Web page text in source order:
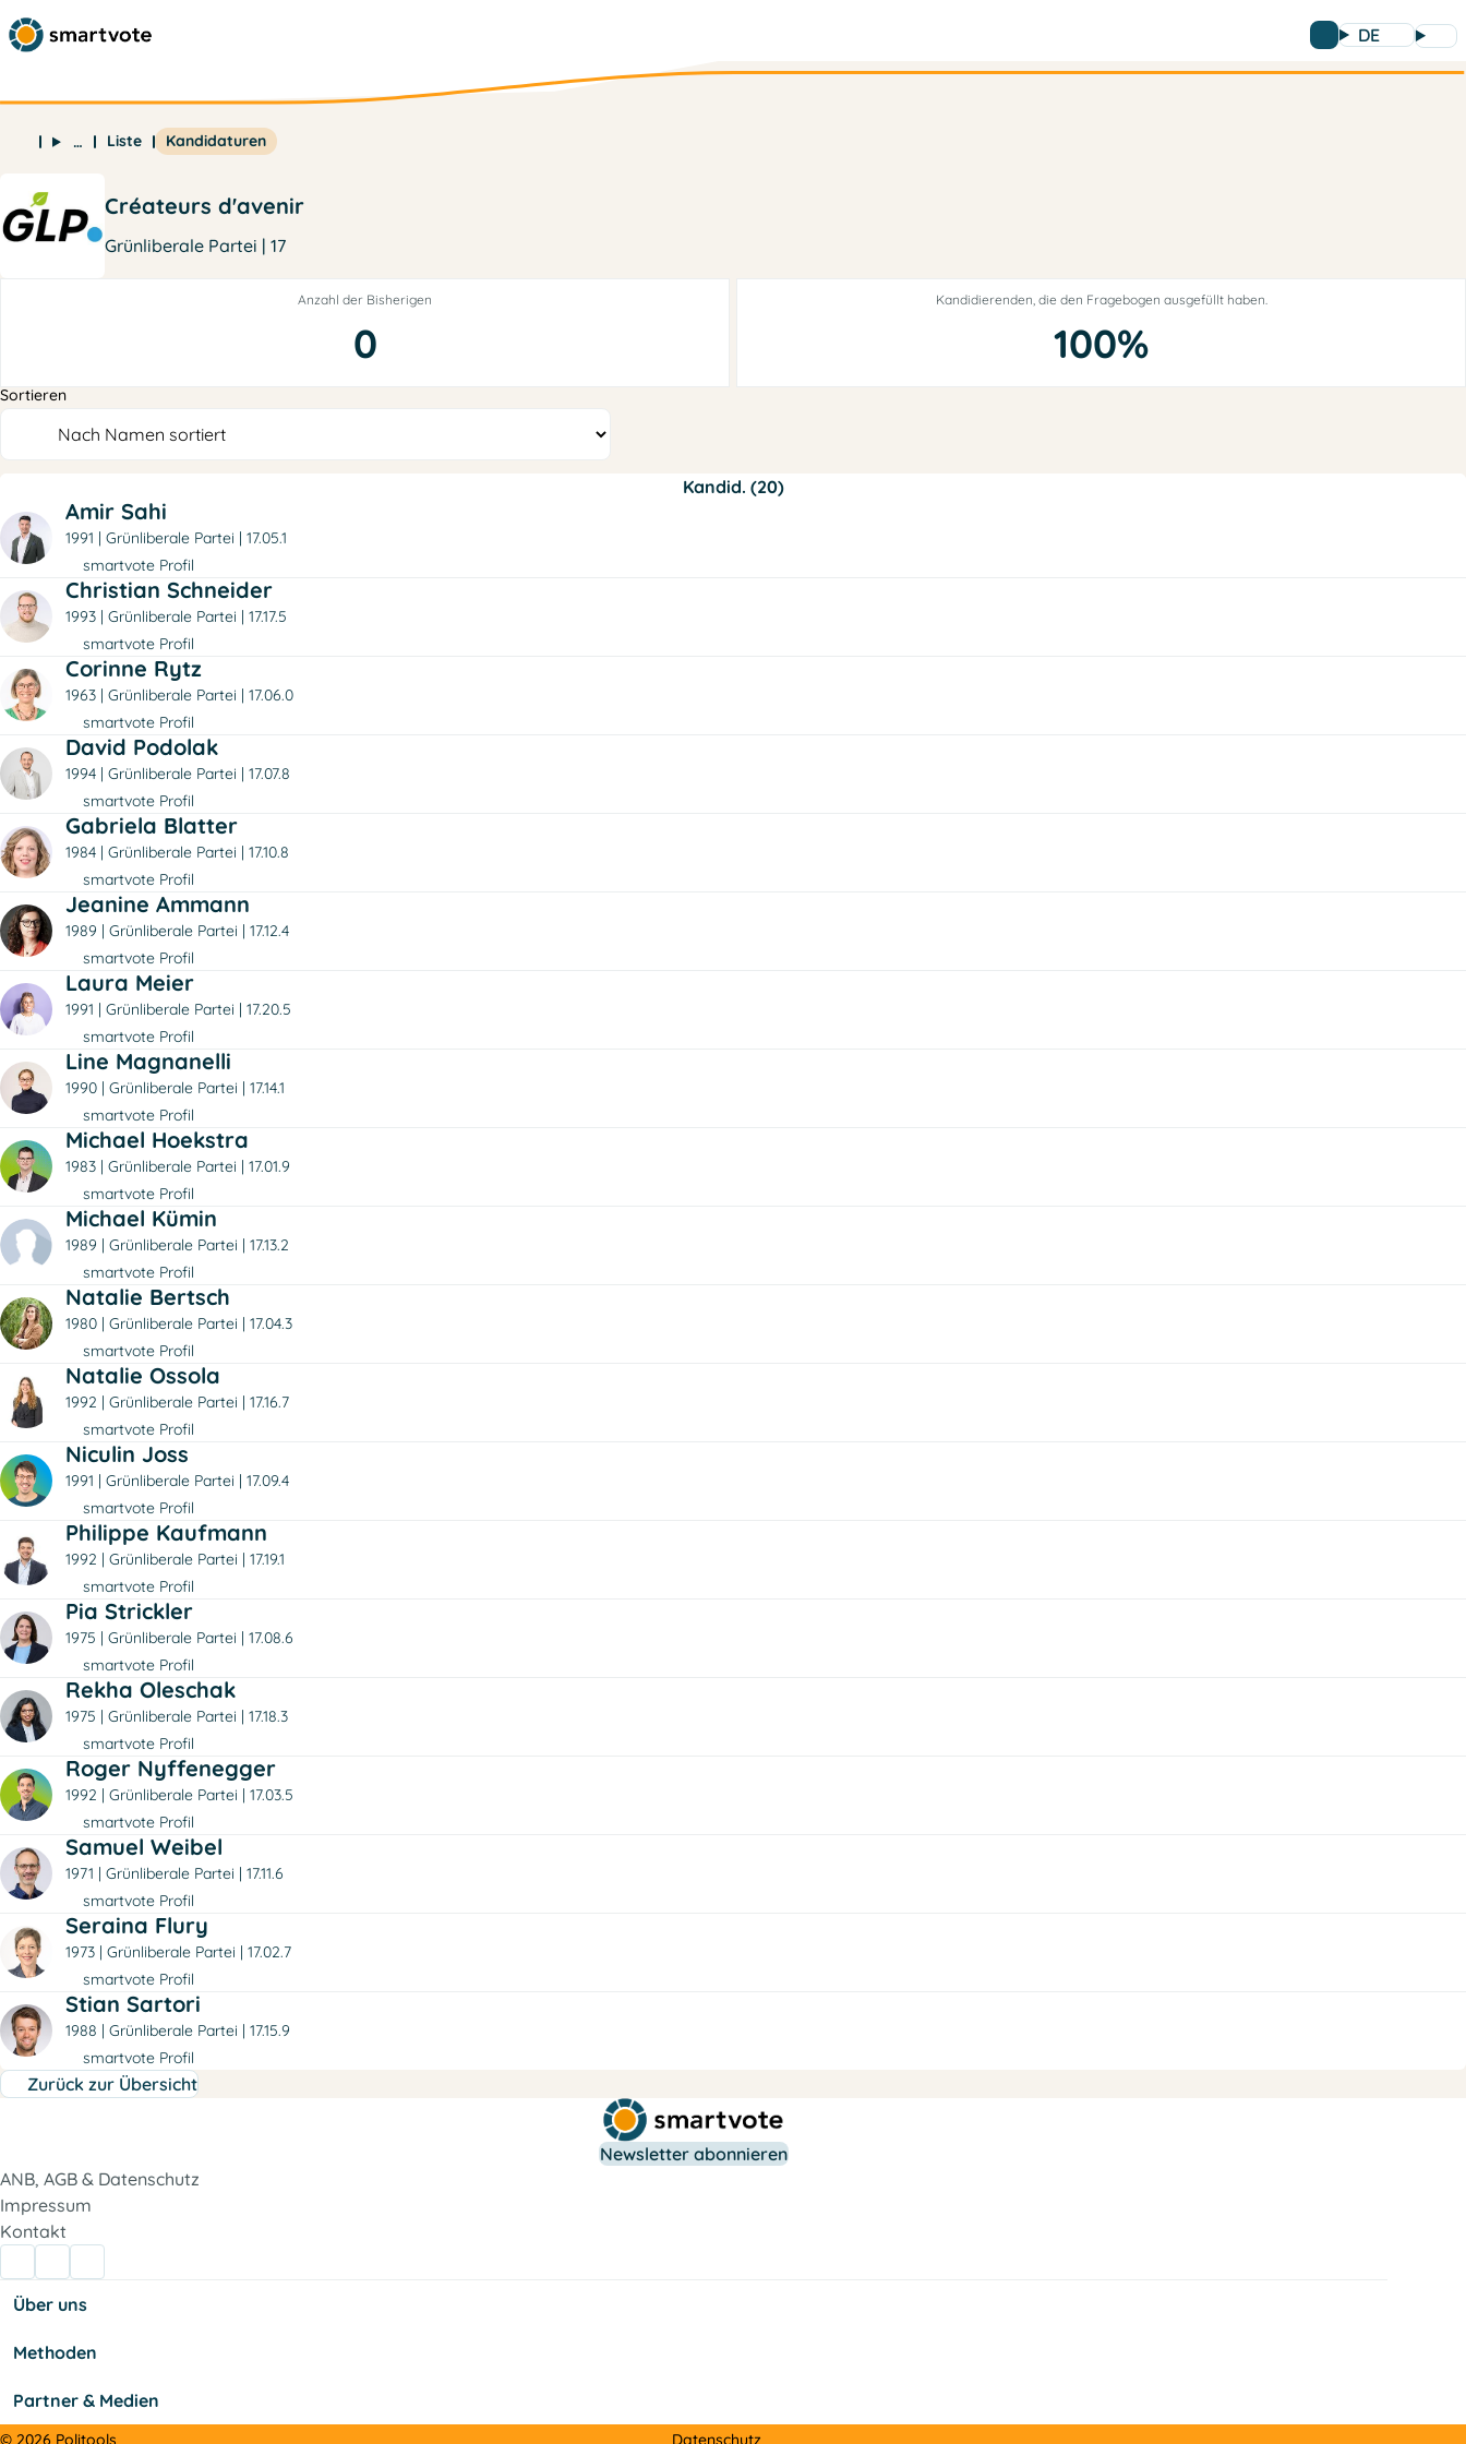
DE
… Liste Kandidaturen
Créateurs d'avenir
Grünliberale Partei | 17
Anzahl der Bisherigen
0
Kandidierenden, die den Fragebogen ausgefüllt haben.
100%
Sortieren
Kandid. (20)
Amir Sahi
1991 Grünliberale Partei
17.05.1
smartvote Profil
Christian Schneider
1993 Grünliberale Partei
17.17.5
smartvote Profil
Corinne Rytz
1963 Grünliberale Partei
17.06.0
smartvote Profil
David Podolak
1994 Grünliberale Partei
17.07.8
smartvote Profil
Gabriela Blatter
1984 Grünliberale Partei
17.10.8
smartvote Profil
Jeanine Ammann
1989 Grünliberale Partei
17.12.4
smartvote Profil
Laura Meier
1991 Grünliberale Partei
17.20.5
smartvote Profil
Line Magnanelli
1990 Grünliberale Partei
17.14.1
smartvote Profil
Michael Hoekstra
1983 Grünliberale Partei
17.01.9
smartvote Profil
Michael Kümin
1989 Grünliberale Partei
17.13.2
smartvote Profil
Natalie Bertsch
1980 Grünliberale Partei
17.04.3
smartvote Profil
Natalie Ossola
1992 Grünliberale Partei
17.16.7
smartvote Profil
Niculin Joss
1991 Grünliberale Partei
17.09.4
smartvote Profil
Philippe Kaufmann
1992 Grünliberale Partei
17.19.1
smartvote Profil
Pia Strickler
1975 Grünliberale Partei
17.08.6
smartvote Profil
Rekha Oleschak
1975 Grünliberale Partei
17.18.3
smartvote Profil
Roger Nyffenegger
1992 Grünliberale Partei
17.03.5
smartvote Profil
Samuel Weibel
1971 Grünliberale Partei
17.11.6
smartvote Profil
Seraina Flury
1973 Grünliberale Partei
17.02.7
smartvote Profil
Stian Sartori
1988 Grünliberale Partei
17.15.9
smartvote Profil
Zurück zur Übersicht
Newsletter abonnieren
ANB, AGB & Datenschutz
Impressum
Kontakt
Über uns
Methoden
Partner & Medien
© 2026 Politools Datenschutz